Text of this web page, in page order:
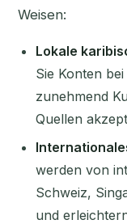
Weisen:
Lokale
Sie Konten
zunehmend
Quellen
werden von
Schweiz,
und